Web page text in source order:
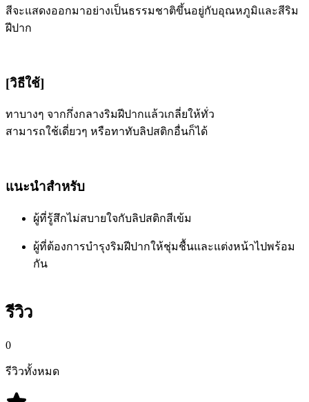
สีจะแสดงออกมาอย่างเป็นธรรมชาติขึ้นอยู่กับอุณหภูมิและสีริม
ฝีปาก
[วิธีใช้]
ทาบางๆ จากกึ่งกลางริมฝีปากแล้วเกลี่ยให้ทั่ว
สามารถใช้เดี่ยวๆ หรือทาทับลิปสติกอื่นก็ได้
แนะนำสำหรับ
ผู้ที่รู้สึกไม่สบายใจกับลิปสติกสีเข้ม
ผู้ที่ต้องการบำรุงริมฝีปากให้ชุ่มชื้นและแต่งหน้าไปพร้อม
กัน
รีวิว
0
รีวิวทั้งหมด